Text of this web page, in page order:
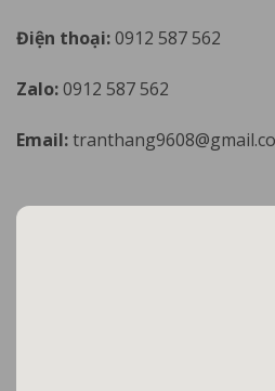
Điện thoại:0912 587 562
Zalo:0912 587 562
Email: